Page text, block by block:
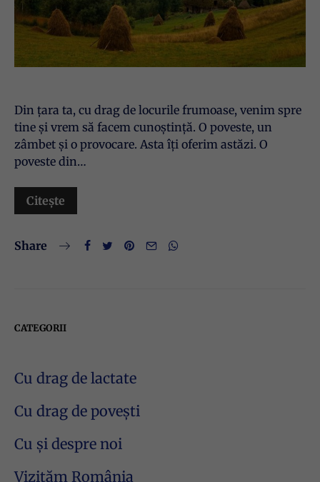
Din țara ta, cu drag de locurile frumoase, venim spre
tine și vrem să facem cunoștință. O poveste, un
zâmbet și o provocare. Asta îți oferim astăzi. O
poveste din…
Citește
Share
CATEGORII
Cu drag de lactate
Cu drag de povești
Cu și despre noi
Vizităm România